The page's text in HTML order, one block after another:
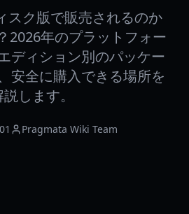
スク版で販売されるのか
2026年のプラットフォー
ディション別のパッケー
安全に購入できる場所を
します。
Pragmata Wiki Team